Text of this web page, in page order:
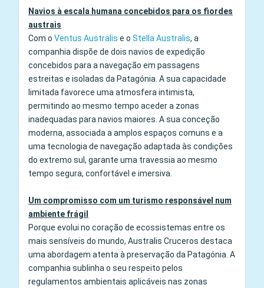
Navios à escala humana concebidos para os fiordes
austrais
Com o Ventus Australis e o Stella Australis, a
companhia dispõe de dois navios de expedição
concebidos para a navegação em passagens
estreitas e isoladas da Patagónia. A sua capacidade
limitada favorece uma atmosfera intimista,
permitindo ao mesmo tempo aceder a zonas
inadequadas para navios maiores. A sua conceção
moderna, associada a amplos espaços comuns e a
uma tecnologia de navegação adaptada às condições
do extremo sul, garante uma travessia ao mesmo
tempo segura, confortável e imersiva.
Um compromisso com um turismo responsável num
ambiente frágil
Porque evolui no coração de ecossistemas entre os
mais sensíveis do mundo, Australis Cruceros destaca
uma abordagem atenta à preservação da Patagónia. A
companhia sublinha o seu respeito pelos
regulamentos ambientais aplicáveis nas zonas